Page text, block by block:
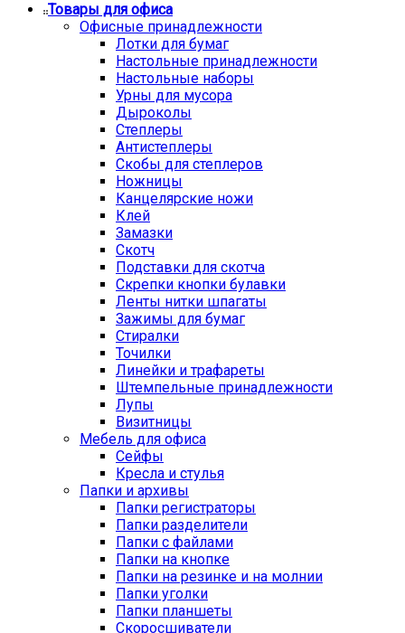
Товары для офиса
Офисные принадлежности
Лотки для бумаг
Настольные принадлежности
Настольные наборы
Урны для мусора
Дыроколы
Степлеры
Антистеплеры
Скобы для степлеров
Ножницы
Канцелярские ножи
Клей
Замазки
Скотч
Подставки для скотча
Скрепки кнопки булавки
Ленты нитки шпагаты
Зажимы для бумаг
Стиралки
Точилки
Линейки и трафареты
Штемпельные принадлежности
Лупы
Визитницы
Мебель для офиса
Сейфы
Кресла и стулья
Папки и архивы
Папки регистраторы
Папки разделители
Папки с файлами
Папки на кнопке
Папки на резинке и на молнии
Папки уголки
Папки планшеты
Скоросшиватели